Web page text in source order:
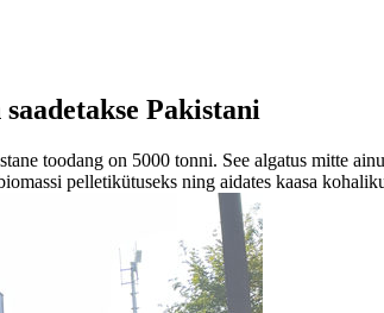
Pakistani
toodang on 5000 tonni. See algatus mitte
pelletikütuseks ning aidates kaasa